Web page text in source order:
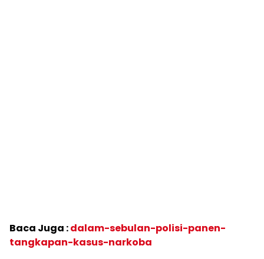
Baca Juga :dalam-sebulan-polisi-panen-
tangkapan-kasus-narkoba